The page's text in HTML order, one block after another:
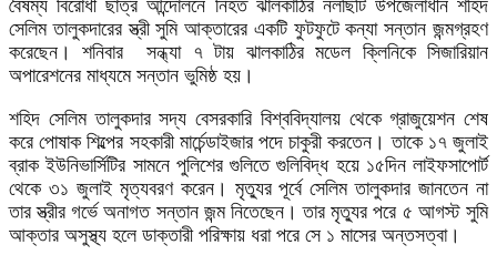
বৈষম্য বিরোধী ছাত্র আন্দোলনে নিহত ঝালকাঠির নলছিটি উপজেলাধীন শহিদ
সেলিম তালুকদারের স্ত্রী সুমি আক্তারের একটি ফুটফুটে কন্যা সন্তান জন্মগ্রহণ
করেছেন। শনিবার সন্ধ্যা ৭ টায় ঝালকাঠির মডেল ক্লিনিকে সিজারিয়ান
অপারেশনের মাধ্যমে সন্তান ভুমিষ্ঠ হয়।
শহিদ সেলিম তালুকদার সদ্য বেসরকারি বিশ্ববিদ্যালয় থেকে গ্রাজুয়েশন শেষ
করে পোষাক শিল্পের সহকারী মার্চেন্ডাইজার পদে চাকুরী করতেন। তাকে ১৭ জুলাই
ব্রাক ইউনিভার্সিটির সামনে পুলিশের গুলিতে গুলিবিদ্ধ হয়ে ১৫দিন লাইফসাপোর্ট
থেকে ৩১ জুলাই মৃত্যবরণ করেন। মৃত্যুর পূর্বে সেলিম তালুকদার জানতেন না
তার স্ত্রীর গর্ভে অনাগত সন্তান জন্ম নিতেছেন। তার মৃত্যুর পরে ৫ আগস্ট সুমি
আক্তার অসুস্থ্য হলে ডাক্তারী পরিক্ষায় ধরা পরে সে ১ মাসের অন্তসত্বা।